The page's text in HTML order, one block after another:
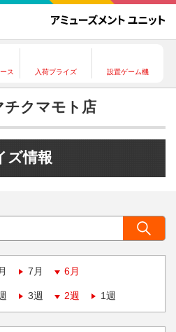
ス 入荷プライズ 設置ゲーム機
クマモト店
ズ情報
7月 6月
3週 2週 1週